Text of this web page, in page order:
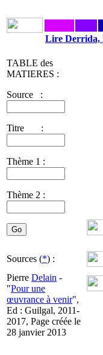
Lire
TABLE des
MATIERES :
Source :
Titre :
Thème 1 :
Thème 2 :
Sources (*) :
Pierre Delain -
"Pour une
œuvrance à venir",
Ed : Guilgal, 2011-
2017, Page créée le
28 janvier 2013